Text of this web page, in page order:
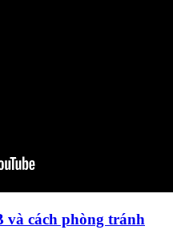
và cách phòng tránh